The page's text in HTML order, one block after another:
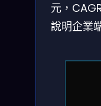
元，
說明企業